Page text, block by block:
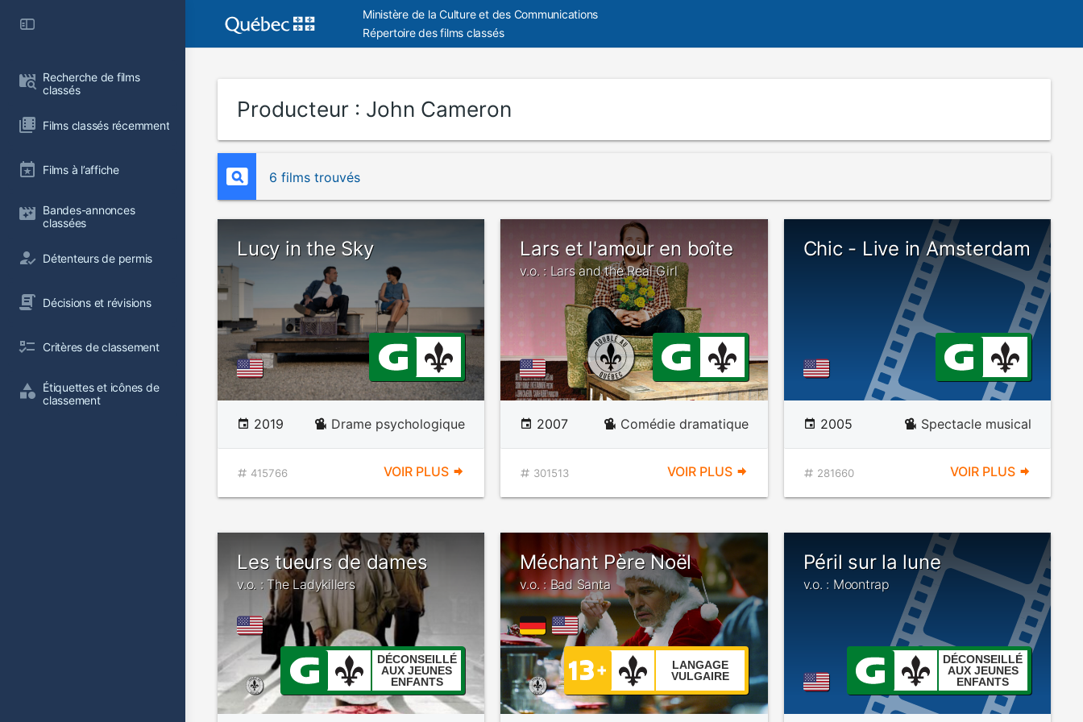
Recherche de films
classés
Films classés récemment
Films à l’affiche
Bandes-annonces
classées
Détenteurs de permis
Décisions et révisions
Critères de classement
Étiquettes et icônes de
classement
Ministère de la Culture et des Communications
Répertoire des films classés
Producteur : John Cameron
6 films trouvés
Lucy in the Sky
2019 Drame psychologique
415766 VOIR PLUS
Lars et l'amour en boîte
v.o. : Lars and the Real Girl
2007 Comédie dramatique
301513 VOIR PLUS
Chic - Live in Amsterdam
2005 Spectacle musical
281660 VOIR PLUS
Les tueurs de dames
v.o. : The Ladykillers
DÉCONSEILLÉ
AUX JEUNES
ENFANTS
Méchant Père Noël
v.o. : Bad Santa
LANGAGE
VULGAIRE
Péril sur la lune
v.o. : Moontrap
DÉCONSEILLÉ
AUX JEUNES
ENFANTS